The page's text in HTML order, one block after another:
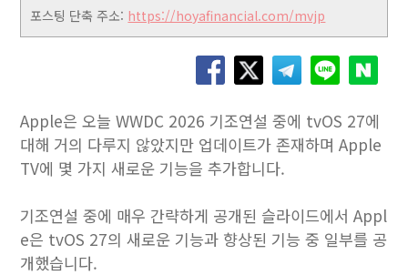
포스팅 단축 주소: https://hoyafinancial.com/mvjp
Apple은 오늘 WWDC 2026 기조연설 중에 tvOS 27에
대해 거의 다루지 않았지만 업데이트가 존재하며 Apple
TV에 ​​몇 가지 새로운 기능을 추가합니다.
기조연설 중에 매우 간략하게 공개된 슬라이드에서 Appl
e은 tvOS 27의 새로운 기능과 향상된 기능 중 일부를 공
개했습니다.